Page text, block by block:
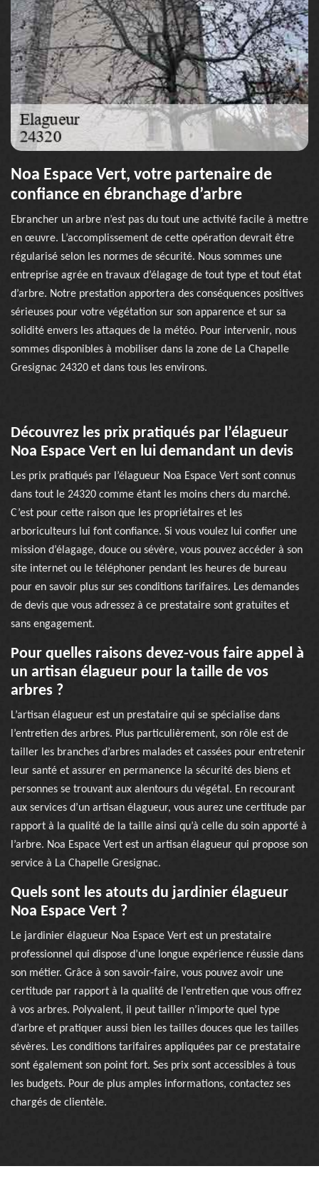
Noa Espace Vert, votre partenaire de
confiance en ébranchage d’arbre
Ebrancher un arbre n’est pas du tout une activité facile à mettre
en œuvre. L’accomplissement de cette opération devrait être
régularisé selon les normes de sécurité. Nous sommes une
entreprise agrée en travaux d’élagage de tout type et tout état
d’arbre. Notre prestation apportera des conséquences positives
sérieuses pour votre végétation sur son apparence et sur sa
solidité envers les attaques de la météo. Pour intervenir, nous
sommes disponibles à mobiliser dans la zone de La Chapelle
Gresignac 24320 et dans tous les environs.
Découvrez les prix pratiqués par l’élagueur
Noa Espace Vert en lui demandant un devis
Les prix pratiqués par l’élagueur Noa Espace Vert sont connus
dans tout le 24320 comme étant les moins chers du marché.
C’est pour cette raison que les propriétaires et les
arboriculteurs lui font confiance. Si vous voulez lui confier une
mission d’élagage, douce ou sévère, vous pouvez accéder à son
site internet ou le téléphoner pendant les heures de bureau
pour en savoir plus sur ses conditions tarifaires. Les demandes
de devis que vous adressez à ce prestataire sont gratuites et
sans engagement.
Pour quelles raisons devez-vous faire appel à
un artisan élagueur pour la taille de vos
arbres ?
L’artisan élagueur est un prestataire qui se spécialise dans
l’entretien des arbres. Plus particulièrement, son rôle est de
tailler les branches d’arbres malades et cassées pour entretenir
leur santé et assurer en permanence la sécurité des biens et
personnes se trouvant aux alentours du végétal. En recourant
aux services d’un artisan élagueur, vous aurez une certitude par
rapport à la qualité de la taille ainsi qu’à celle du soin apporté à
l’arbre. Noa Espace Vert est un artisan élagueur qui propose son
service à La Chapelle Gresignac.
Quels sont les atouts du jardinier élagueur
Noa Espace Vert ?
Le jardinier élagueur Noa Espace Vert est un prestataire
professionnel qui dispose d’une longue expérience réussie dans
son métier. Grâce à son savoir-faire, vous pouvez avoir une
certitude par rapport à la qualité de l’entretien que vous offrez
à vos arbres. Polyvalent, il peut tailler n’importe quel type
d’arbre et pratiquer aussi bien les tailles douces que les tailles
sévères. Les conditions tarifaires appliquées par ce prestataire
sont également son point fort. Ses prix sont accessibles à tous
les budgets. Pour de plus amples informations, contactez ses
chargés de clientèle.